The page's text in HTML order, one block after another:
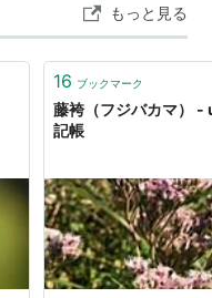
もっと見る
16 ブックマーク
藤袴（フジバカマ）
記帳